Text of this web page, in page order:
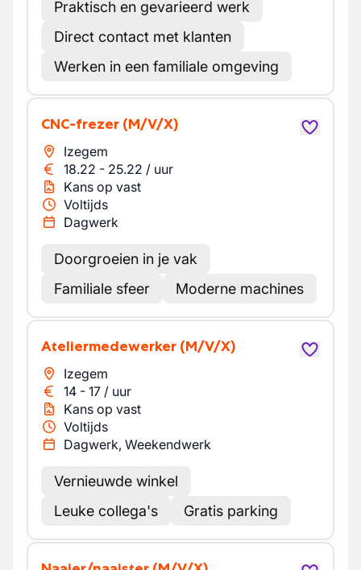
Praktisch en gevarieerd werk
Direct contact met klanten
Werken in een familiale omgeving
CNC-frezer (M/V/X)
Izegem
18.22 - 25.22 / uur
Kans op vast
Voltijds
Dagwerk
Doorgroeien in je vak
Familiale sfeer
Moderne machines
Ateliermedewerker (M/V/X)
Izegem
14 - 17 / uur
Kans op vast
Voltijds
Dagwerk, Weekendwerk
Vernieuwde winkel
Leuke collega's
Gratis parking